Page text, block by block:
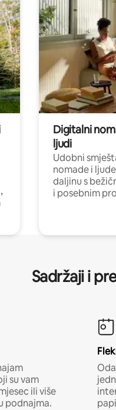
Digitalni
ljudi
Udobni
nomade i
daljinu s
i posebnim
Sadržaji i
su vam
ili više
podnajma.